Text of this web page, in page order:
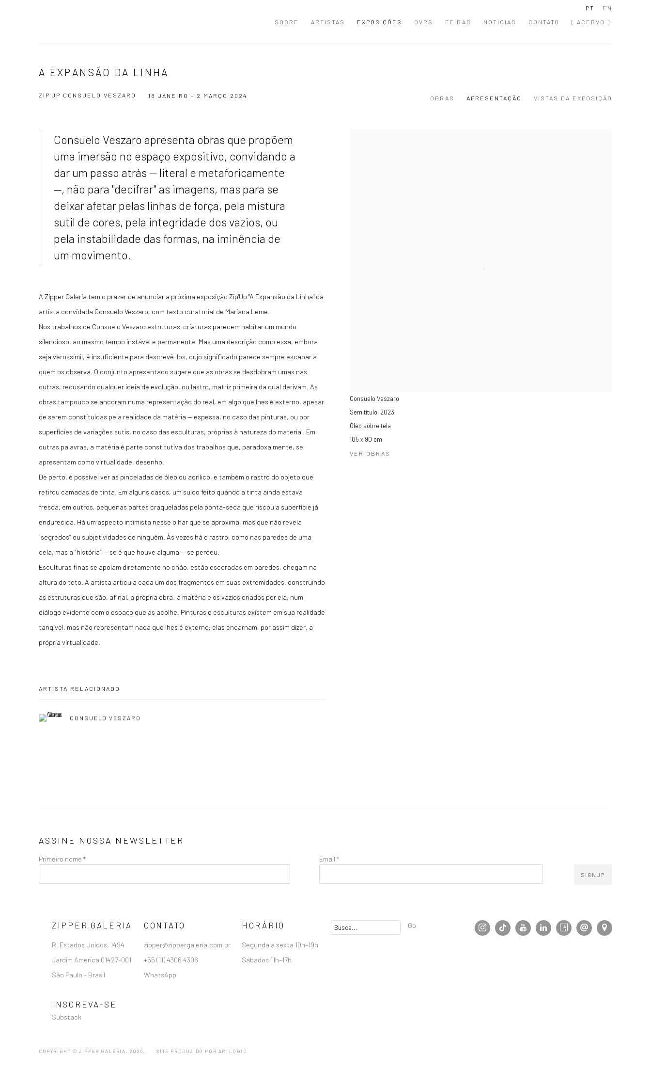
SOBRE ARTISTAS EXPOSIÇÕES OVRS FEIRAS NOTÍCIAS CONTATO [ ACERVO ]
PT EN
A EXPANSÃO DA LINHA
ZIP'UP CONSUELO VESZARO 18 JANEIRO - 2 MARÇO 2024 OBRAS APRESENTAÇÃO VISTAS DA EXPOSIÇÃO
Consuelo Veszaro
Sem título, 2023
Óleo sobre tela
105 x 90 cm
VER OBRAS
Consuelo Veszaro apresenta obras que propõem
uma imersão no espaço expositivo, convidando a
dar um passo atrás — literal e metaforicamente
—, não para "decifrar" as imagens, mas para se
deixar afetar pelas linhas de força, pela mistura
sutil de cores, pela integridade dos vazios, ou
pela instabilidade das formas, na iminência de
um movimento.
A Zipper Galeria tem o prazer de anunciar a próxima exposição Zip'Up "A Expansão da Linha" da
artista convidada Consuelo Veszaro, com texto curatorial de Mariana Leme.
Nos trabalhos de Consuelo Veszaro estruturas-criaturas parecem habitar um mundo
silencioso, ao mesmo tempo instável e permanente. Mas uma descrição como essa, embora
seja verossímil, é insuficiente para descrevê-los, cujo significado parece sempre escapar a
quem os observa. O conjunto apresentado sugere que as obras se desdobram umas nas
outras, recusando qualquer ideia de evolução, ou lastro, matriz primeira da qual derivam. As
obras tampouco se ancoram numa representação do real, em algo que lhes é externo, apesar
de serem constituídas pela realidade da matéria — espessa, no caso das pinturas, ou por
superfícies de variações sutis, no caso das esculturas, próprias à natureza do material. Em
outras palavras, a matéria é parte constitutiva dos trabalhos que, paradoxalmente, se
apresentam como virtualidade, desenho.
De perto, é possível ver as pinceladas de óleo ou acrílico, e também o rastro do objeto que
retirou camadas de tinta. Em alguns casos, um sulco feito quando a tinta ainda estava
fresca; em outros, pequenas partes craqueladas pela ponta-seca que riscou a superfície já
endurecida. Há um aspecto intimista nesse olhar que se aproxima, mas que não revela
“segredos” ou subjetividades de ninguém. Às vezes há o rastro, como nas paredes de uma
cela, mas a “história” — se é que houve alguma — se perdeu.
Esculturas finas se apoiam diretamente no chão, estão escoradas em paredes, chegam na
altura do teto. A artista articula cada um dos fragmentos em suas extremidades, construindo
as estruturas que são, afinal, a própria obra: a matéria e os vazios criados por ela, num
diálogo evidente com o espaço que as acolhe. Pinturas e esculturas existem em sua realidade
tangível, mas não representam nada que lhes é externo; elas encarnam, por assim dizer, a
própria virtualidade.
ARTISTA RELACIONADO
CONSUELO VESZARO
ASSINE NOSSA NEWSLETTER
Primeiro nome * Email *
SIGNUP
ZIPPER GALERIA
R. Estados Unidos, 1494
Jardim America 01427-001
São Paulo - Brasil
INSCREVA-SE
Substack
CONTATO
zipper@zippergaleria.com.br
+55 (11) 4306 4306
WhatsApp
HORÁRIO
Segunda a sexta 10h–19h
Sábados 11h–17h
Go
COPYRIGHT © ZIPPER GALERIA, 2026. SITE PRODUZIDO POR ARTLOGIC